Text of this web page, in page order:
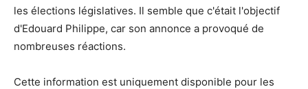
les élections législatives. Il semble que c'était l'objectif
d'Edouard Philippe, car son annonce a provoqué de
nombreuses réactions.
Cette information est uniquement disponible pour les